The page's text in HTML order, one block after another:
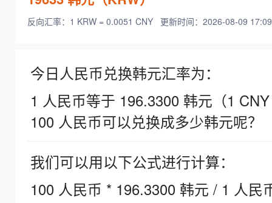
反向汇率：1 KRW = 0.0051 CNY 更新时间：2026-08-09
今日人民币兑换韩元汇率为：
1 人民币等于 196.3300 韩元（1
100 人民币可以兑换成多少韩元呢？
我们可以用以下公式进行计算：
100 人民币 * 196.3300 韩元 / 1 人民